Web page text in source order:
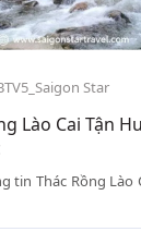
Star
Lào Cai Tận
tin Thác Rồng Lào